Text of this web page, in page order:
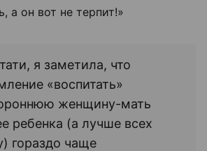
а он вот не терпит!»
я заметила, что
«воспитать»
женщину-мать
ребенка (а лучше всех
гораздо чаще